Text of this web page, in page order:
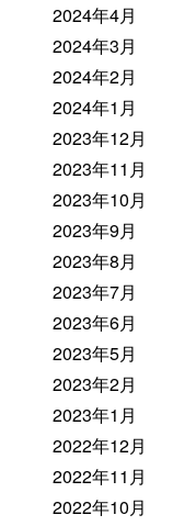
2024年4月
2024年3月
2024年2月
2024年1月
2023年12月
2023年11月
2023年10月
2023年9月
2023年8月
2023年7月
2023年6月
2023年5月
2023年2月
2023年1月
2022年12月
2022年11月
2022年10月